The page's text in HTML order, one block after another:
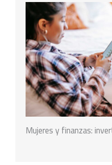
Mujeres y finanzas: